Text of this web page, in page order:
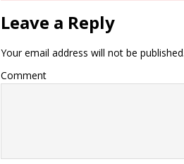
Leave a Reply
Your email address will not be published.
Comment